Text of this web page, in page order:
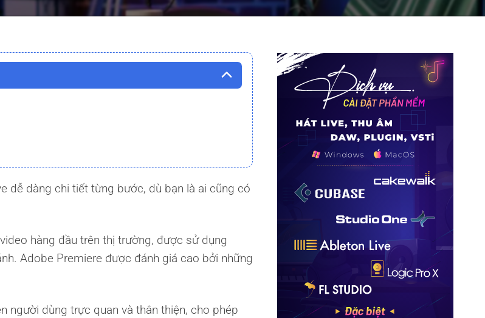
dễ dàng chi tiết từng bước, dù bạn là ai cũng có
hàng đầu trên thị trường, được sử dụng
Adobe Premiere được đánh giá cao bởi những
người dùng trực quan và thân thiện, cho phép